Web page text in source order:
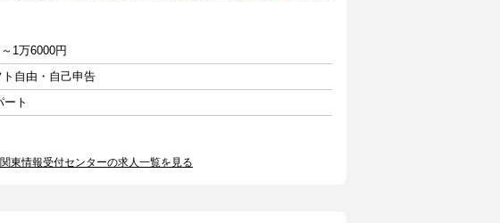
1万6000円
自由・自己申告
ート
東情報受付センターの求人一覧を見る